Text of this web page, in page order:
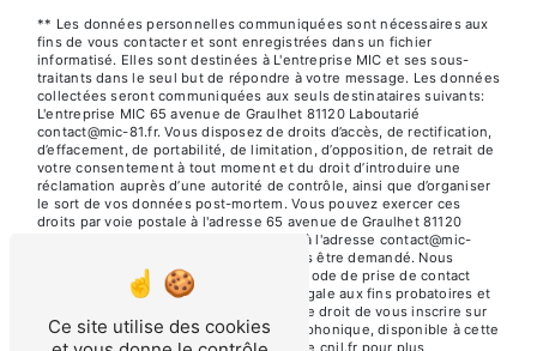
** Les données personnelles communiquées sont nécessaires aux
fins de vous contacter et sont enregistrées dans un fichier
informatisé. Elles sont destinées à L'entreprise MIC et ses sous-
traitants dans le seul but de répondre à votre message. Les données
collectées seront communiquées aux seuls destinataires suivants:
L'entreprise MIC 65 avenue de Graulhet 81120 Laboutarié
contact@mic-81.fr. Vous disposez de droits d’accès, de rectification,
d’effacement, de portabilité, de limitation, d’opposition, de retrait de
votre consentement à tout moment et du droit d’introduire une
réclamation auprès d’une autorité de contrôle, ainsi que d’organiser
le sort de vos données post-mortem. Vous pouvez exercer ces
droits par voie postale à l'adresse 65 avenue de Graulhet 81120
Laboutarié ou par courrier électronique à l'adresse contact@mic-
81.fr. Un justificatif d'identité pourra vous être demandé. Nous
conservons vos données pendant la période de prise de contact
puis pendant la durée de prescription légale aux fins probatoires et
de gestion des contentieux. Vous avez le droit de vous inscrire sur
la liste d'opposition au démarchage téléphonique, disponible à cette
Ce site utilise des cookies